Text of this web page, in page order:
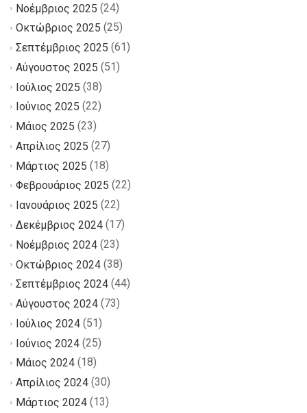
Νοέμβριος 2025 (24)
Οκτώβριος 2025 (25)
Σεπτέμβριος 2025 (61)
Αύγουστος 2025 (51)
Ιούλιος 2025 (38)
Ιούνιος 2025 (22)
Μάιος 2025 (23)
Απρίλιος 2025 (27)
Μάρτιος 2025 (18)
Φεβρουάριος 2025 (22)
Ιανουάριος 2025 (22)
Δεκέμβριος 2024 (17)
Νοέμβριος 2024 (23)
Οκτώβριος 2024 (38)
Σεπτέμβριος 2024 (44)
Αύγουστος 2024 (73)
Ιούλιος 2024 (51)
Ιούνιος 2024 (25)
Μάιος 2024 (18)
Απρίλιος 2024 (30)
Μάρτιος 2024 (13)